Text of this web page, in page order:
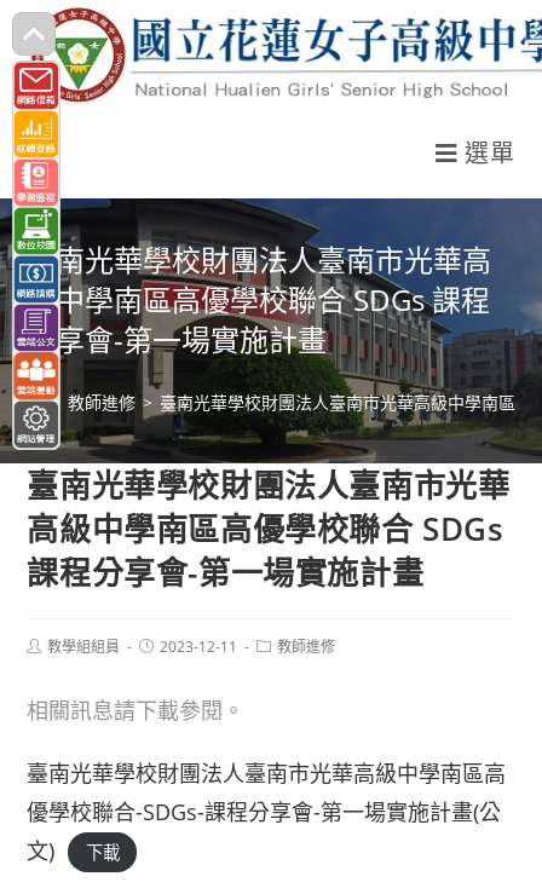
跳
轉
至
主
要
內
容
選單
臺南光華學校財團法人臺南市光華高
級中學南區高優學校聯合 SDGs 課程
分享會-第一場實施計畫
> 教師進修 > 臺南光華學校財團法人臺南市光華高級中學南區
臺南光華學校財團法人臺南市光華
高級中學南區高優學校聯合 SDGs
課程分享會-第一場實施計畫
Post教學組組員
Post2023-12-11
Post教師進修
相關訊息請下載參閱。
臺南光華學校財團法人臺南市光華高級中學南區高
優學校聯合-SDGs-課程分享會-第一場實施計畫(公
文)
下載